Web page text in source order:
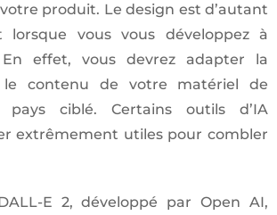
produit. Le design est d’autant
lorsque vous vous développez à
En effet, vous devrez adapter la
le contenu de votre matériel de
ciblé. Certains outils d’IA
extrêmement utiles pour combler
E 2, développé par Open AI,